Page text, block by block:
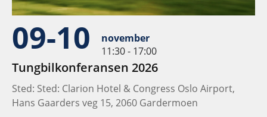
09-10
november
11:30 - 17:00
Tungbilkonferansen 2026
Sted: Sted: Clarion Hotel & Congress Oslo Airport,
Hans Gaarders veg 15, 2060 Gardermoen